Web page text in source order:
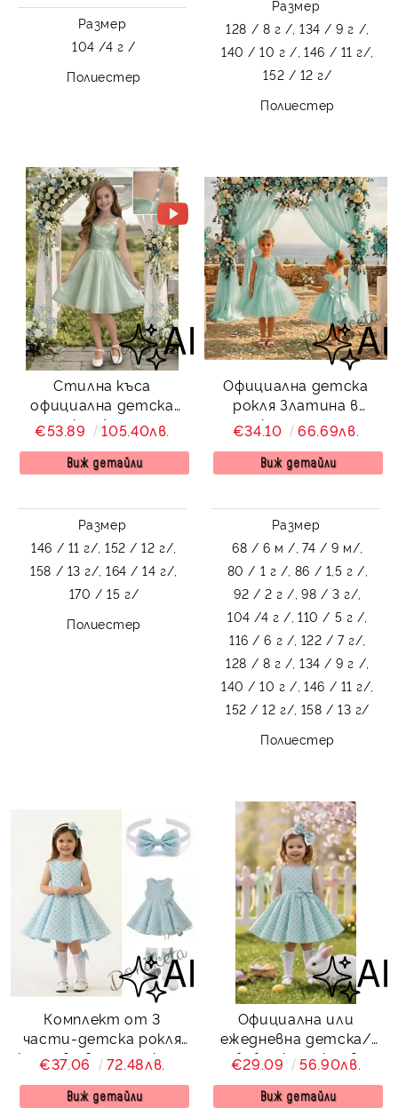
Размер
104 /4 г /
Полиестер
Размер
128 / 8 г /, 134 / 9 г /,
140 / 10 г /, 146 / 11 г/,
152 / 12 г/
Полиестер
Стилна къса
официална детска
рокля Лара с
асиметрично
деколте в тюркоаз
€53.89 105.40лв.
Виж детайли
Размер
146 / 11 г/, 152 / 12 г/,
158 / 13 г/, 164 / 14 г/,
170 / 15 г/
Полиестер
Официална детска
рокля Златина в
тюркоаз, мента с
дантела и тюл и
голяма панделка на
€34.10 66.69лв.
Виж детайли
Размер
68 / 6 м /, 74 / 9 м/,
80 / 1 г /, 86 / 1,5 г /,
92 / 2 г /, 98 / 3 г/,
104 /4 г /, 110 / 5 г /,
116 / 6 г /, 122 / 7 г/,
128 / 8 г /, 134 / 9 г /,
140 / 10 г /, 146 / 11 г/,
152 / 12 г/, 158 / 13 г/
Полиестер
Комплект от 3
части-детска рокля
клош в цвят тюркоаз
Вилина на точки,
диадема и чорапки
€37.06 72.48лв.
Виж детайли
Официална или
ежедневна детска/
бебешка рокля в
тюркоаз на точки
тип клош Вилина
€29.09 56.90лв.
Виж детайли